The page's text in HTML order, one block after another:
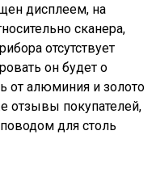
дисплеем, на
сканера,
отсутствует
он будет о
от алюминия и золото
отзывы покупателей,
для столь